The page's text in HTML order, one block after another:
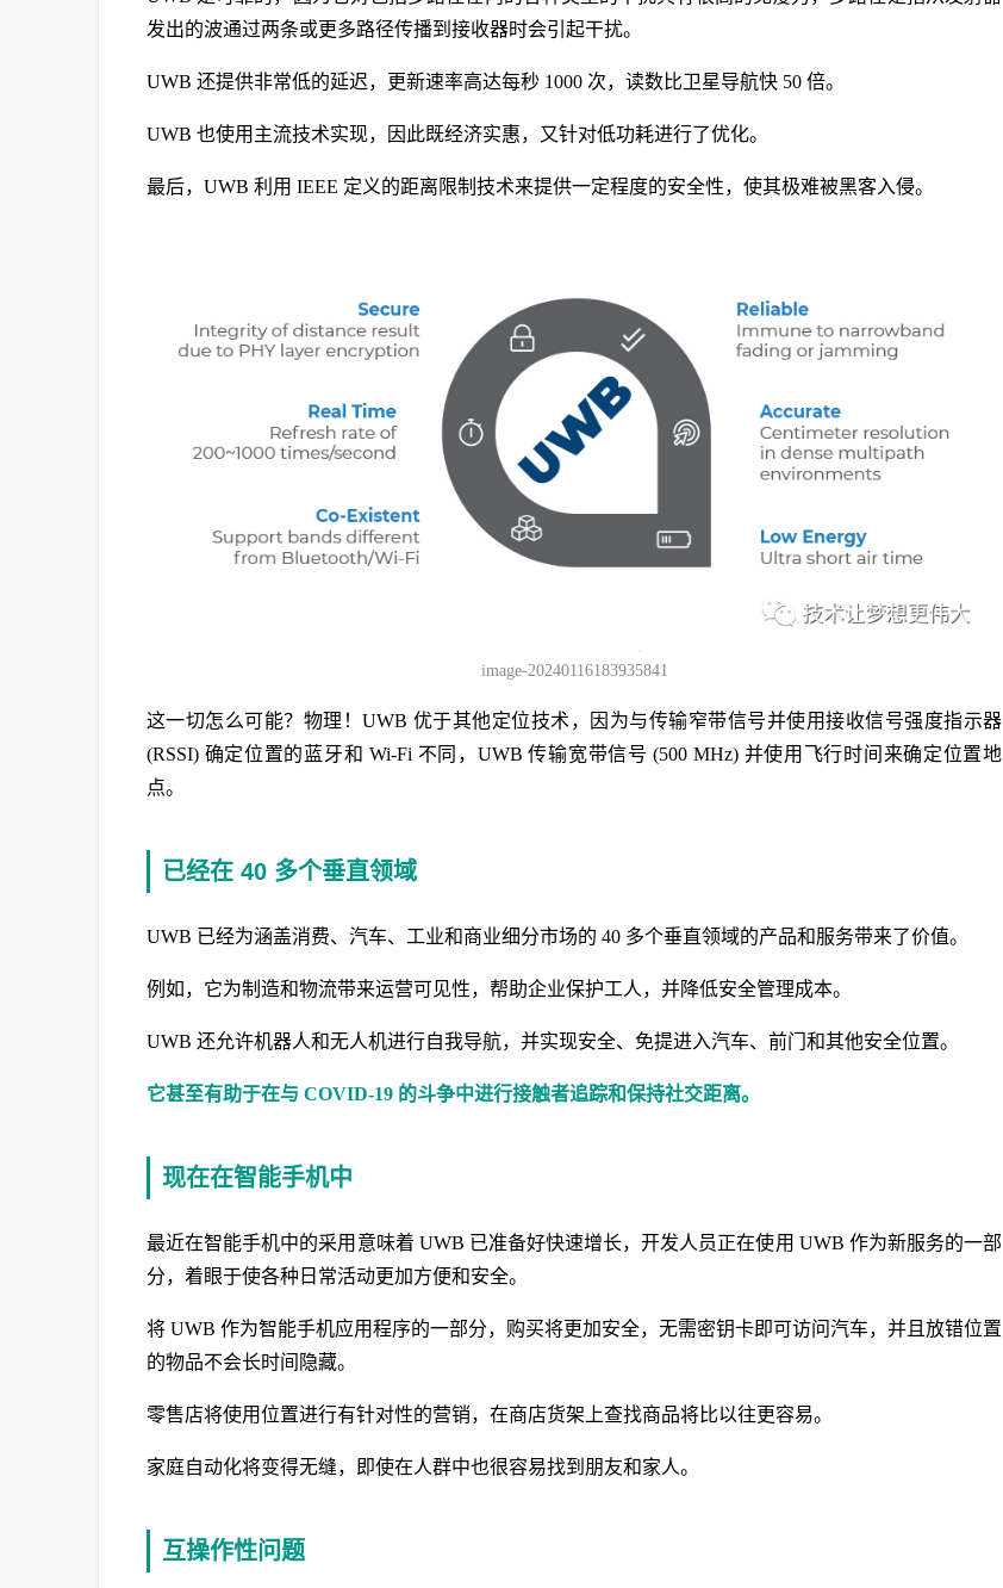
发出的波通过两条或更多路径传播到接收器时会引起干扰。
UWB 还提供非常低的延迟，更新速率高达每秒 1000 次，读数比卫星导航快 50 倍。
UWB 也使用主流技术实现，因此既经济实惠，又针对低功耗进行了优化。
最后，UWB 利用 IEEE 定义的距离限制技术来提供一定程度的安全性，使其极难被黑客入侵。
image-20240116183935841
这一切怎么可能？物理！UWB 优于其他定位技术，因为与传输窄带信号并使用接收信号强度指示器
(RSSI) 确定位置的蓝牙和 Wi-Fi 不同，UWB 传输宽带信号 (500 MHz) 并使用飞行时间来确定位置地
点。
已经在 40 多个垂直领域
UWB 已经为涵盖消费、汽车、工业和商业细分市场的 40 多个垂直领域的产品和服务带来了价值。
例如，它为制造和物流带来运营可见性，帮助企业保护工人，并降低安全管理成本。
UWB 还允许机器人和无人机进行自我导航，并实现安全、免提进入汽车、前门和其他安全位置。
它甚至有助于在与 COVID-19 的斗争中进行接触者追踪和保持社交距离。
现在在智能手机中
最近在智能手机中的采用意味着 UWB 已准备好快速增长，开发人员正在使用 UWB 作为新服务的一部
分，着眼于使各种日常活动更加方便和安全。
将 UWB 作为智能手机应用程序的一部分，购买将更加安全，无需密钥卡即可访问汽车，并且放错位置
的物品不会长时间隐藏。
零售店将使用位置进行有针对性的营销，在商店货架上查找商品将比以往更容易。
家庭自动化将变得无缝，即使在人群中也很容易找到朋友和家人。
互操作性问题